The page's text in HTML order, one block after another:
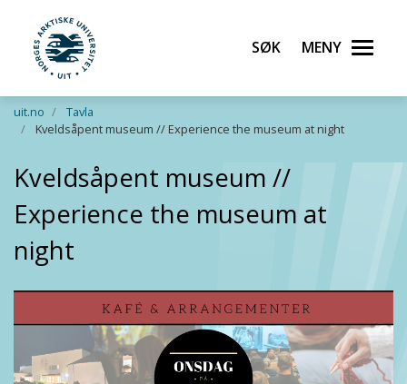
Gå til hovedinnhold
UiT Norges arktiske universitet
Søk Meny
uit.no
Tavla
Kveldsåpent museum // Experience the museum at night
Kveldsåpent museum //
Experience the museum at
night